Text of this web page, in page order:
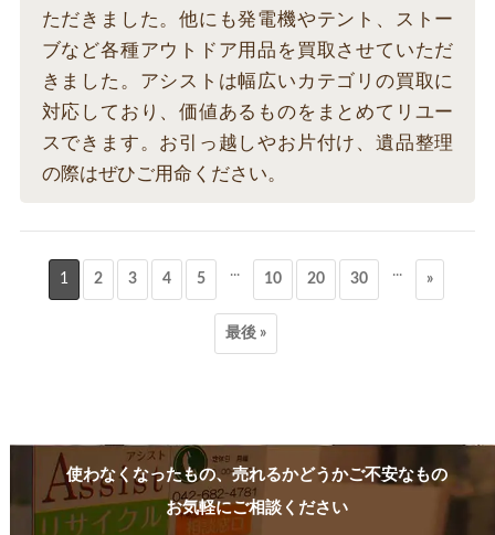
ただきました。他にも発電機やテント、ストー
ブなど各種アウトドア用品を買取させていただ
きました。アシストは幅広いカテゴリの買取に
対応しており、価値あるものをまとめてリユー
スできます。お引っ越しやお片付け、遺品整理
の際はぜひご用命ください。
1 2 3 4 5 ... 10 20 30 ... »
最後 »
使わなくなったもの、売れるかどうかご不安なもの
お気軽にご相談ください